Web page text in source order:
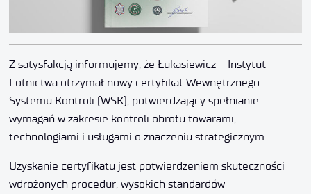
Z satysfakcją informujemy, że Łukasiewicz – Instytut
Lotnictwa otrzymał nowy certyfikat Wewnętrznego
Systemu Kontroli (WSK), potwierdzający spełnianie
wymagań w zakresie kontroli obrotu towarami,
technologiami i usługami o znaczeniu strategicznym.
Uzyskanie certyfikatu jest potwierdzeniem skuteczności
wdrożonych procedur, wysokich standardów